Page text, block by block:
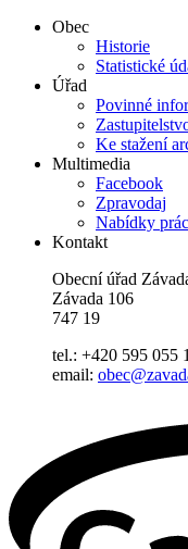
Obec
Historie
Statistické
Úřad
Povinné
Ke stažení
Multimedia
Facebook
Zpravodaj
Nabídky
Kontakt
Obecní úřad
Závada 106
747 19
tel.: +420 595 055
email: